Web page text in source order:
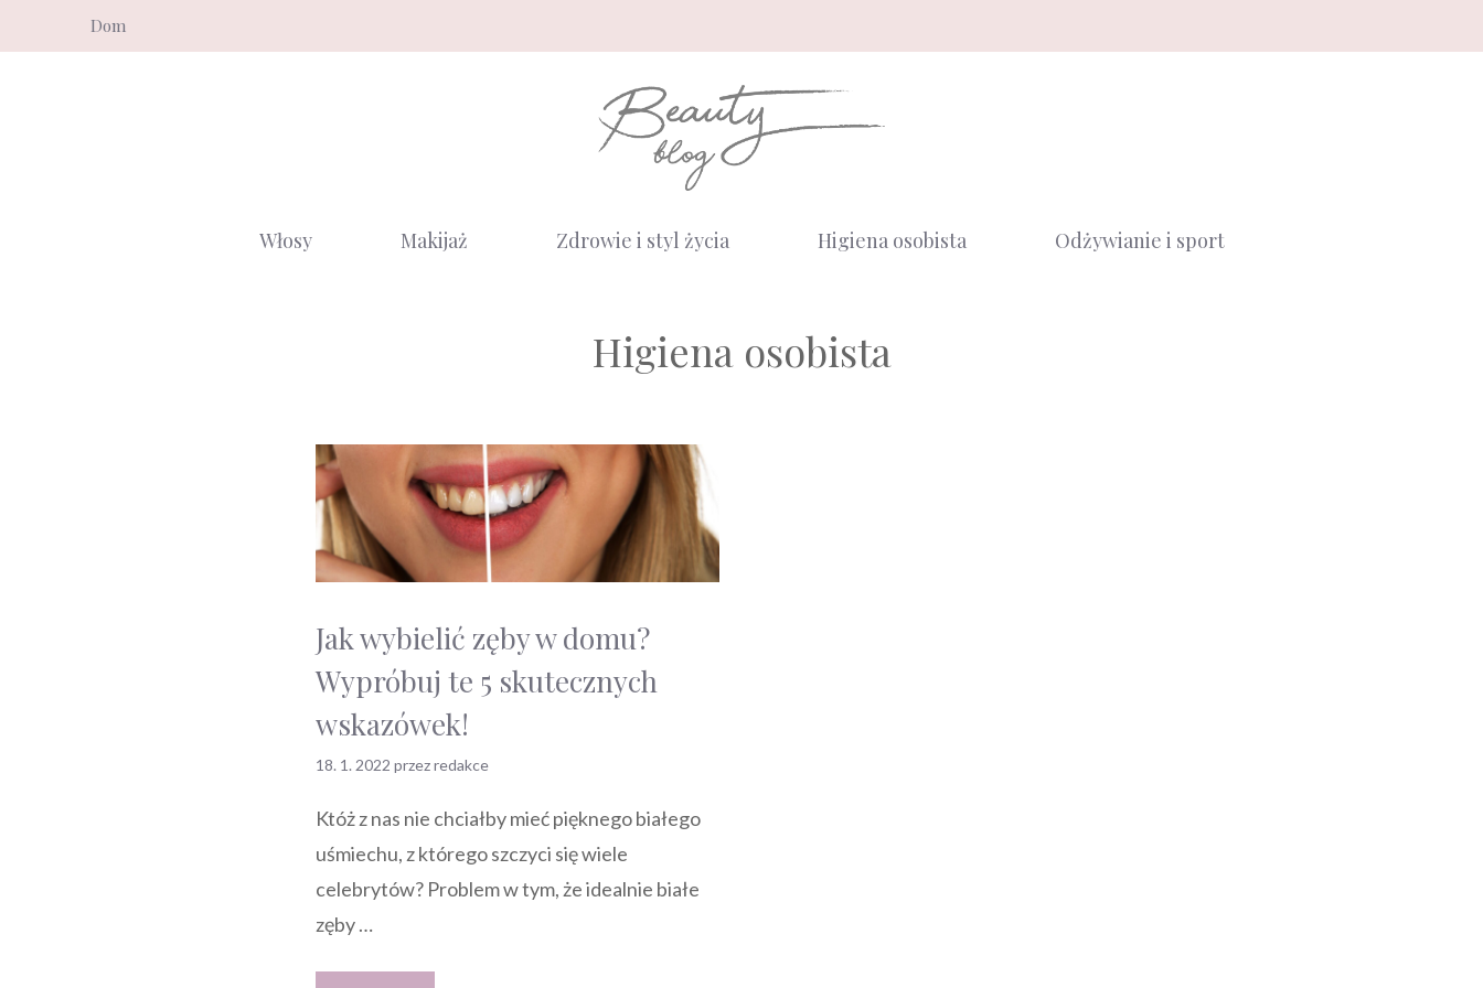
do
Dom
Włosy Makijaż Zdrowie i styl życia Higiena osobista Odżywianie i sport
Higiena osobista
Jak wybielić zęby w domu?
Wypróbuj te 5 skutecznych
wskazówek!
18. 1. 2022 przezredakce
Któż z nas nie chciałby mieć pięknego białego
uśmiechu, z którego szczyci się wiele
celebrytów? Problem w tym, że idealnie białe
zęby …